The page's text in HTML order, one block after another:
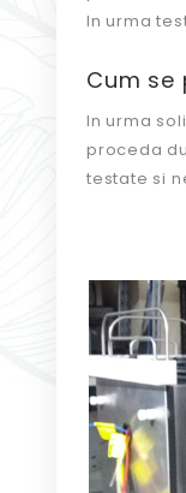
In urma
Cum se
In urma
proceda
testate si